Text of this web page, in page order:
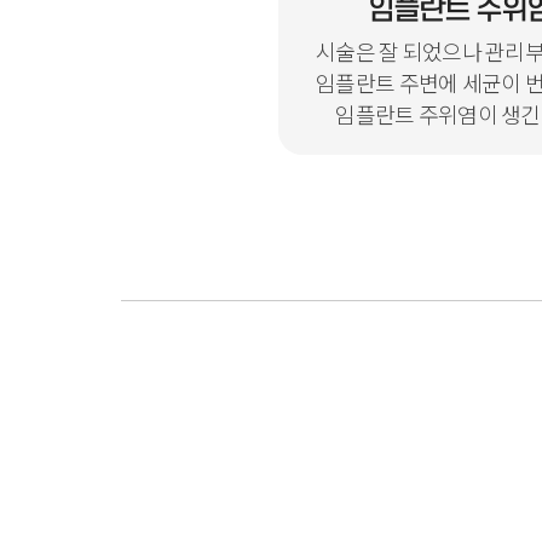
임플란트 주위
시술은 잘 되었으나 관리
임플란트 주변에 세균이
임플란트 주위염이 생